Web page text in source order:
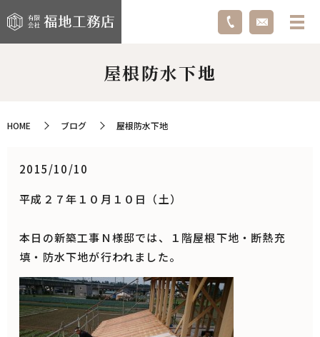
屋根防水下地
HOME ブログ 屋根防水下地
2015/10/10
平成２７年１０月１０日（土）
本日の新築工事Ｎ様邸では、１階屋根下地・断熱充
填・防水下地が行われました。